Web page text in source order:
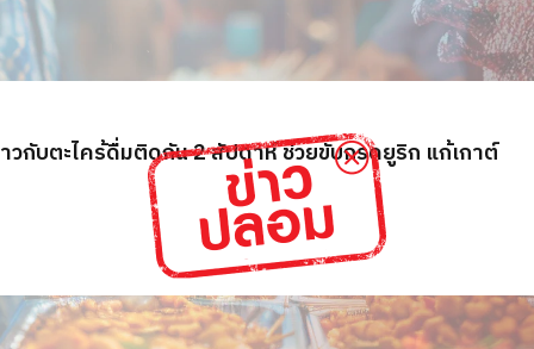
กับตะไคร้ดื่มติดกัน 2 สัปดาห์ ช่วยขับกรดยูริก แก้เกาต์